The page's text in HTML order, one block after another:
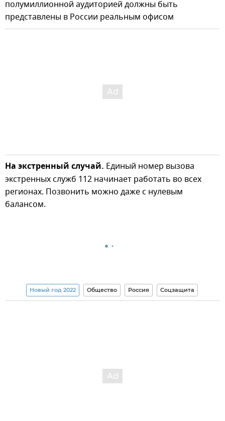
полумиллионной аудиторией должны быть
представлены в России реальным офисом
На экстренный случай. Единый номер вызова
экстренных служб 112 начинает работать во всех
регионах. Позвонить можно даже с нулевым
балансом.
Новый год 2022 Общество Россия Соцзащита